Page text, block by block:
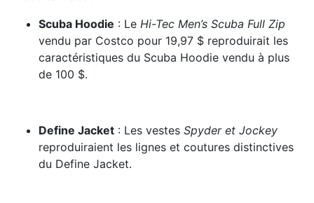
Scuba Hoodie : Le Hi-Tec Men’s Scuba Full Zip
vendu par Costco pour 19,97 $ reproduirait les
caractéristiques du Scuba Hoodie vendu à plus
de 100 $.
Define Jacket : Les vestes Spyder et Jockey
reproduiraient les lignes et coutures distinctives
du Define Jacket.